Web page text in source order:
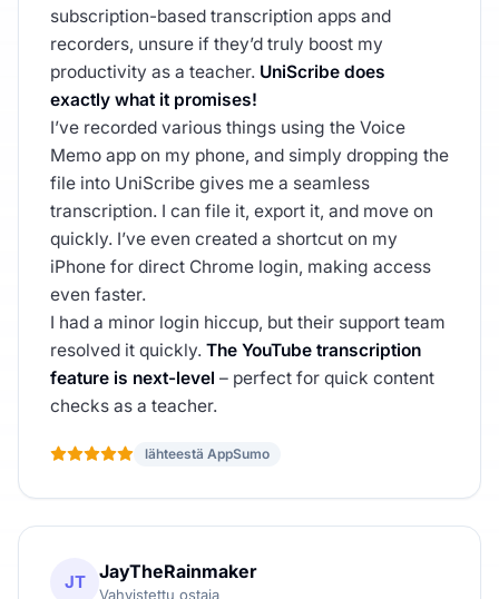
subscription-based transcription apps and
recorders, unsure if they’d truly boost my
productivity as a teacher. UniScribe does
exactly what it promises!
I’ve recorded various things using the Voice
Memo app on my phone, and simply dropping the
file into UniScribe gives me a seamless
transcription. I can file it, export it, and move on
quickly. I’ve even created a shortcut on my
iPhone for direct Chrome login, making access
even faster.
I had a minor login hiccup, but their support team
resolved it quickly. The YouTube transcription
feature is next-level – perfect for quick content
checks as a teacher.
lähteestä AppSumo
JT JayTheRainmaker
Vahvistettu ostaja